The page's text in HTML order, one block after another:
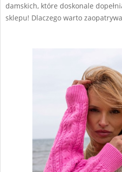
damskich, które doskonale
sklepu! Dlaczego warto